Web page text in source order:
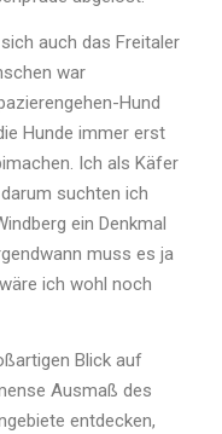
auch das Freitaler
war
Hund
Hunde immer erst
Ich als Käfer
suchten ich
ein Denkmal
muss es ja
ich wohl noch
Blick auf
Ausmaß des
entdecken,